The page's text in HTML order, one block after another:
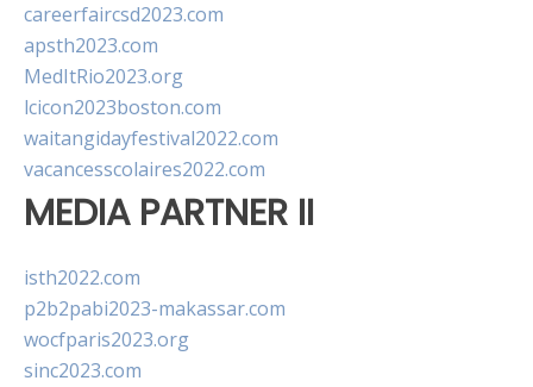
careerfaircsd2023.com
apsth2023.com
MedItRio2023.org
lcicon2023boston.com
waitangidayfestival2022.com
vacancesscolaires2022.com
MEDIA PARTNER II
isth2022.com
p2b2pabi2023-makassar.com
wocfparis2023.org
sinc2023.com